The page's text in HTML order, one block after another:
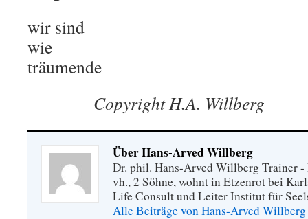
wir sind
wie
träumende
Copyright H.A. Willberg
Über Hans-Arved Willberg
Dr. phil. Hans-Arved Willberg Trainer
vh., 2 Söhne, wohnt in Etzenrot bei
Life Consult und Leiter Institut für
Alle Beiträge von Hans-Arved